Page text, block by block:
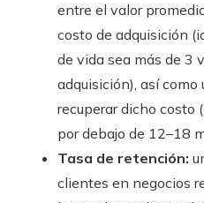
entre el valor
costo de adquisición
de vida sea más de 3
adquisición), así
recuperar dicho costo
por debajo de 12–18
Tasa de retención:
clientes en negocios